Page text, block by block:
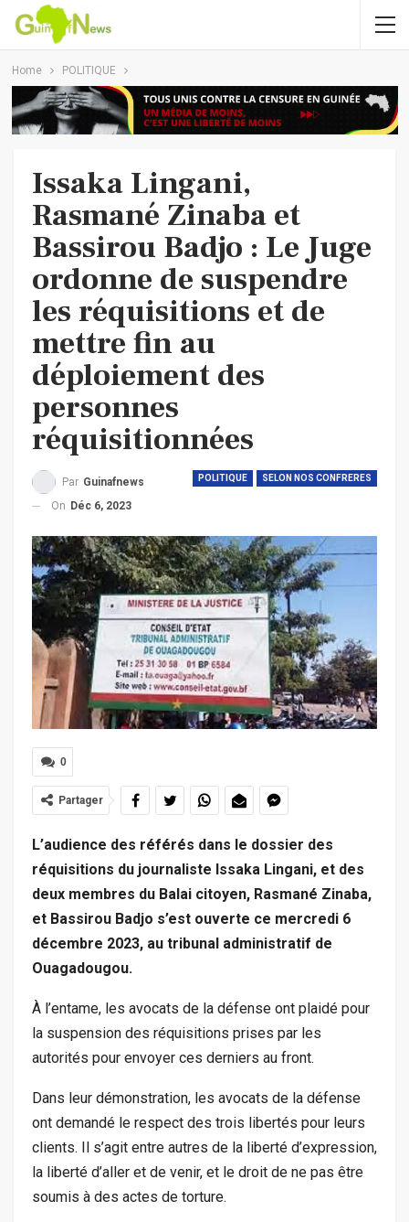
Home POLITIQUE
Issaka Lingani,
Rasmané Zinaba et
Bassirou Badjo : Le Juge
ordonne de suspendre
les réquisitions et de
mettre fin au
déploiement des
personnes
réquisitionnées
POLITIQUE SELON NOS CONFRERES
Par Guinafnews
On Déc 6, 2023
0
Partager
L’audience des référés dans le dossier des
réquisitions du journaliste Issaka Lingani, et des
deux membres du Balai citoyen, Rasmané Zinaba,
et Bassirou Badjo s’est ouverte ce mercredi 6
décembre 2023, au tribunal administratif de
Ouagadougou.
À l’entame, les avocats de la défense ont plaidé pour
la suspension des réquisitions prises par les
autorités pour envoyer ces derniers au front.
Dans leur démonstration, les avocats de la défense
ont demandé le respect des trois libertés pour leurs
clients. Il s’agit entre autres de la liberté d’expression,
la liberté d’aller et de venir, et le droit de ne pas être
soumis à des actes de torture.